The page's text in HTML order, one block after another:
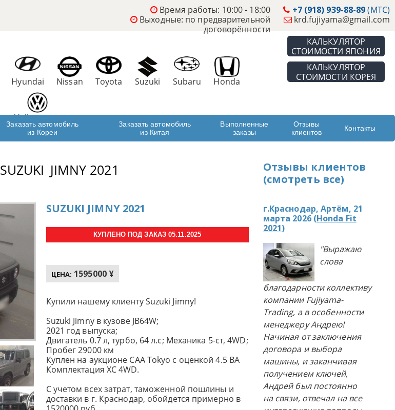
+7 (918) 939-88-89(МТС)
krd.fujiyama@gmail.com
Время работы: 10:00 - 18:00
Выходные: по предварительной
договорённости
КАЛЬКУЛЯТОР
СТОИМОСТИ ЯПОНИЯ
КАЛЬКУЛЯТОР
СТОИМОСТИ КОРЕЯ
Hyundai Nissan Toyota Suzuki Subaru Honda
Volkswagen
Заказать автомобиль
из Кореи
Заказать автомобиль
из Китая
Выполненные
заказы
Отзывы
клиентов
Контакты
SUZUKI JIMNY 2021
SUZUKI JIMNY 2021
КУПЛЕНО ПОД ЗАКАЗ 05.11.2025
ЦЕНА: 1595000 ¥
Купили нашему клиенту Suzuki Jimny!
Suzuki Jimny в кузове JB64W;
2021 год выпуска;
Двигатель 0.7 л, турбо, 64 л.с; Механика 5-ст, 4WD;
Пробег 29000 км
Куплен на аукционе CAA Tokyo с оценкой 4.5 BA
Комплектация XC 4WD.
С учетом всех затрат, таможенной пошлины и
доставки в г. Краснодар, обойдется примерно в
Отзывы клиентов
(смотреть все)
г.Краснодар, Артём, 21
марта 2026 (Honda Fit
2021)
"Выражаю
слова
благодарности коллективу
компании Fujiyama-
Trading, а в особенности
менеджеру Андрею!
Начиная от заключения
договора и выбора
машины, и заканчивая
получением ключей,
Андрей был постоянно
на связи, отвечал на все